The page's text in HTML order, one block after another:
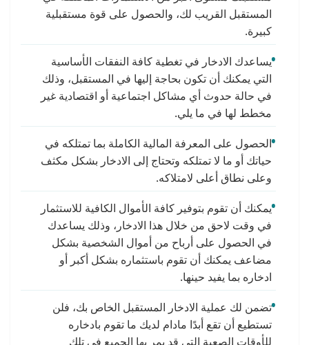
المستقبل القريب لك، والحصول على قوة مستقبلية
كبيرة.
يساعدك الادخار في تغطية كافة النفقات الأساسية
التي يمكنك أن تكون بحاجة إليها في المستقبل، وذلك
في حالة حدوث أي مشاكل اجتماعية أو اقتصادية غير
مخطط لها في ما يلي.
الحصول على المعرفة المالية الكاملة بما تمتلكه في
حياتك أو ما لا تمتلكه وتحتاج إلى الادخار بشكل مكثف
وعلى نطاق أعلى لامتلاكه.
يمكنك أن تقوم بتوفير كافة الأموال الكافية للاستثمار
في وقت لاحق من خلال هذا الادخار، وذلك يساعدك
في الحصول على أرباح من أموال الشخصية بشكل
مضاعف يمكنك أن تقوم باستثماره بشكل أكبر أو
ادخاره بما يفيد حينها.
تضمن لك عملية الادخار المستقبل الخاص بك، فلن
تستطيع أن تقع أبدًا مادام لديك ما تقوم بادخاره
للأوقات الصعبة التي قد يمر بها الجميع في تلك